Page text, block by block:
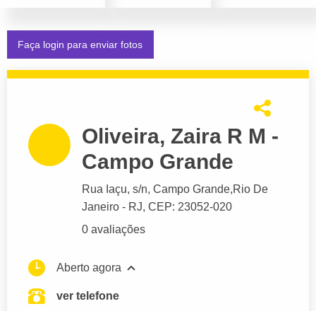
Faça login para enviar fotos
Oliveira, Zaira R M -
Campo Grande
Rua Iaçu, s/n, Campo Grande,Rio De
Janeiro - RJ, CEP: 23052-020
0 avaliações
Aberto agora
ver telefone